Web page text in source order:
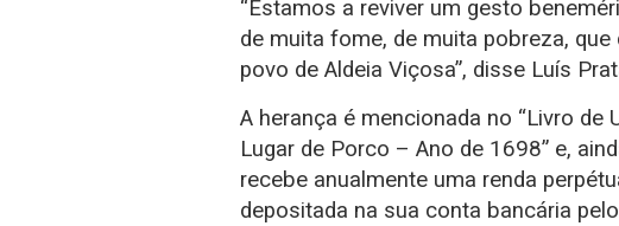
“Estamos a reviver um gesto
de muita fome, de muita pobreza,
povo de Aldeia Viçosa”, disse Luís
A herança é mencionada no “Livro de
Lugar de Porco – Ano de 1698” e,
recebe anualmente uma renda
depositada na sua conta bancária